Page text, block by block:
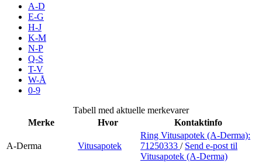
Inspirasjon
Søk
Praktisk informasjon
Ledige stillinger
A-D
E-G
H-J
K-M
N-P
Q-S
T-V
W-Å
0-9
Tabell med aktuelle merkevarer
Merke
Hvor Kontaktinfo
A-Derma Vitusapotek
Ring Vitusapotek (A-Derma):
71250333 / Send e-post til
Vitusapotek (A-Derma)